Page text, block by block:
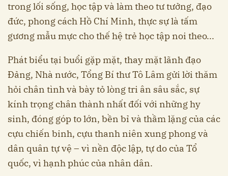
trong lối sống, học tập và làm theo tư tưởng, đạo
đức, phong cách Hồ Chí Minh, thực sự là tấm
gương mẫu mực cho thế hệ trẻ học tập noi theo...
Phát biểu tại buổi gặp mặt, thay mặt lãnh đạo
Đảng, Nhà nước, Tổng Bí thư Tô Lâm gửi lời thăm
hỏi chân tình và bày tỏ lòng tri ân sâu sắc, sự
kính trọng chân thành nhất đối với những hy
sinh, đóng góp to lớn, bền bỉ và thầm lặng của các
cựu chiến binh, cựu thanh niên xung phong và
dân quân tự vệ – vì nền độc lập, tự do của Tổ
quốc, vì hạnh phúc của nhân dân.